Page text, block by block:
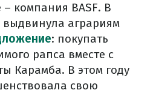
компания BASF. В
аграриям
: покупать
рапса вместе с
Карамба. В этом году
свою